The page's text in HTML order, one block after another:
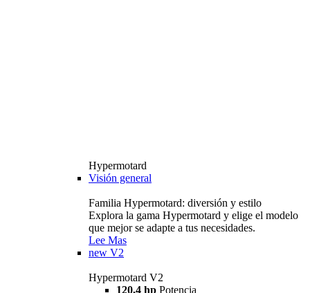
Hypermotard
Visión general
Familia Hypermotard: diversión y estilo
Explora la gama Hypermotard y elige el modelo
que mejor se adapte a tus necesidades.
Lee Mas
new V2
Hypermotard V2
120,4 hp Potencia